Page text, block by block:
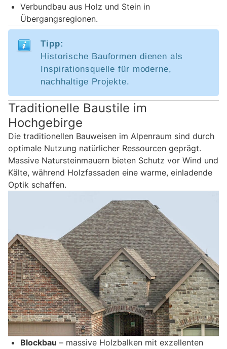
Verbundbau aus Holz und Stein in
Übergangsregionen.
Tipp:
Historische Bauformen dienen als
Inspirationsquelle für moderne,
nachhaltige Projekte.
Traditionelle Baustile im
Hochgebirge
Die traditionellen Bauweisen im Alpenraum sind durch
optimale Nutzung natürlicher Ressourcen geprägt.
Massive Natursteinmauern bieten Schutz vor Wind und
Kälte, während Holzfassaden eine warme, einladende
Optik schaffen.
Blockbau – massive Holzbalken mit exzellenten